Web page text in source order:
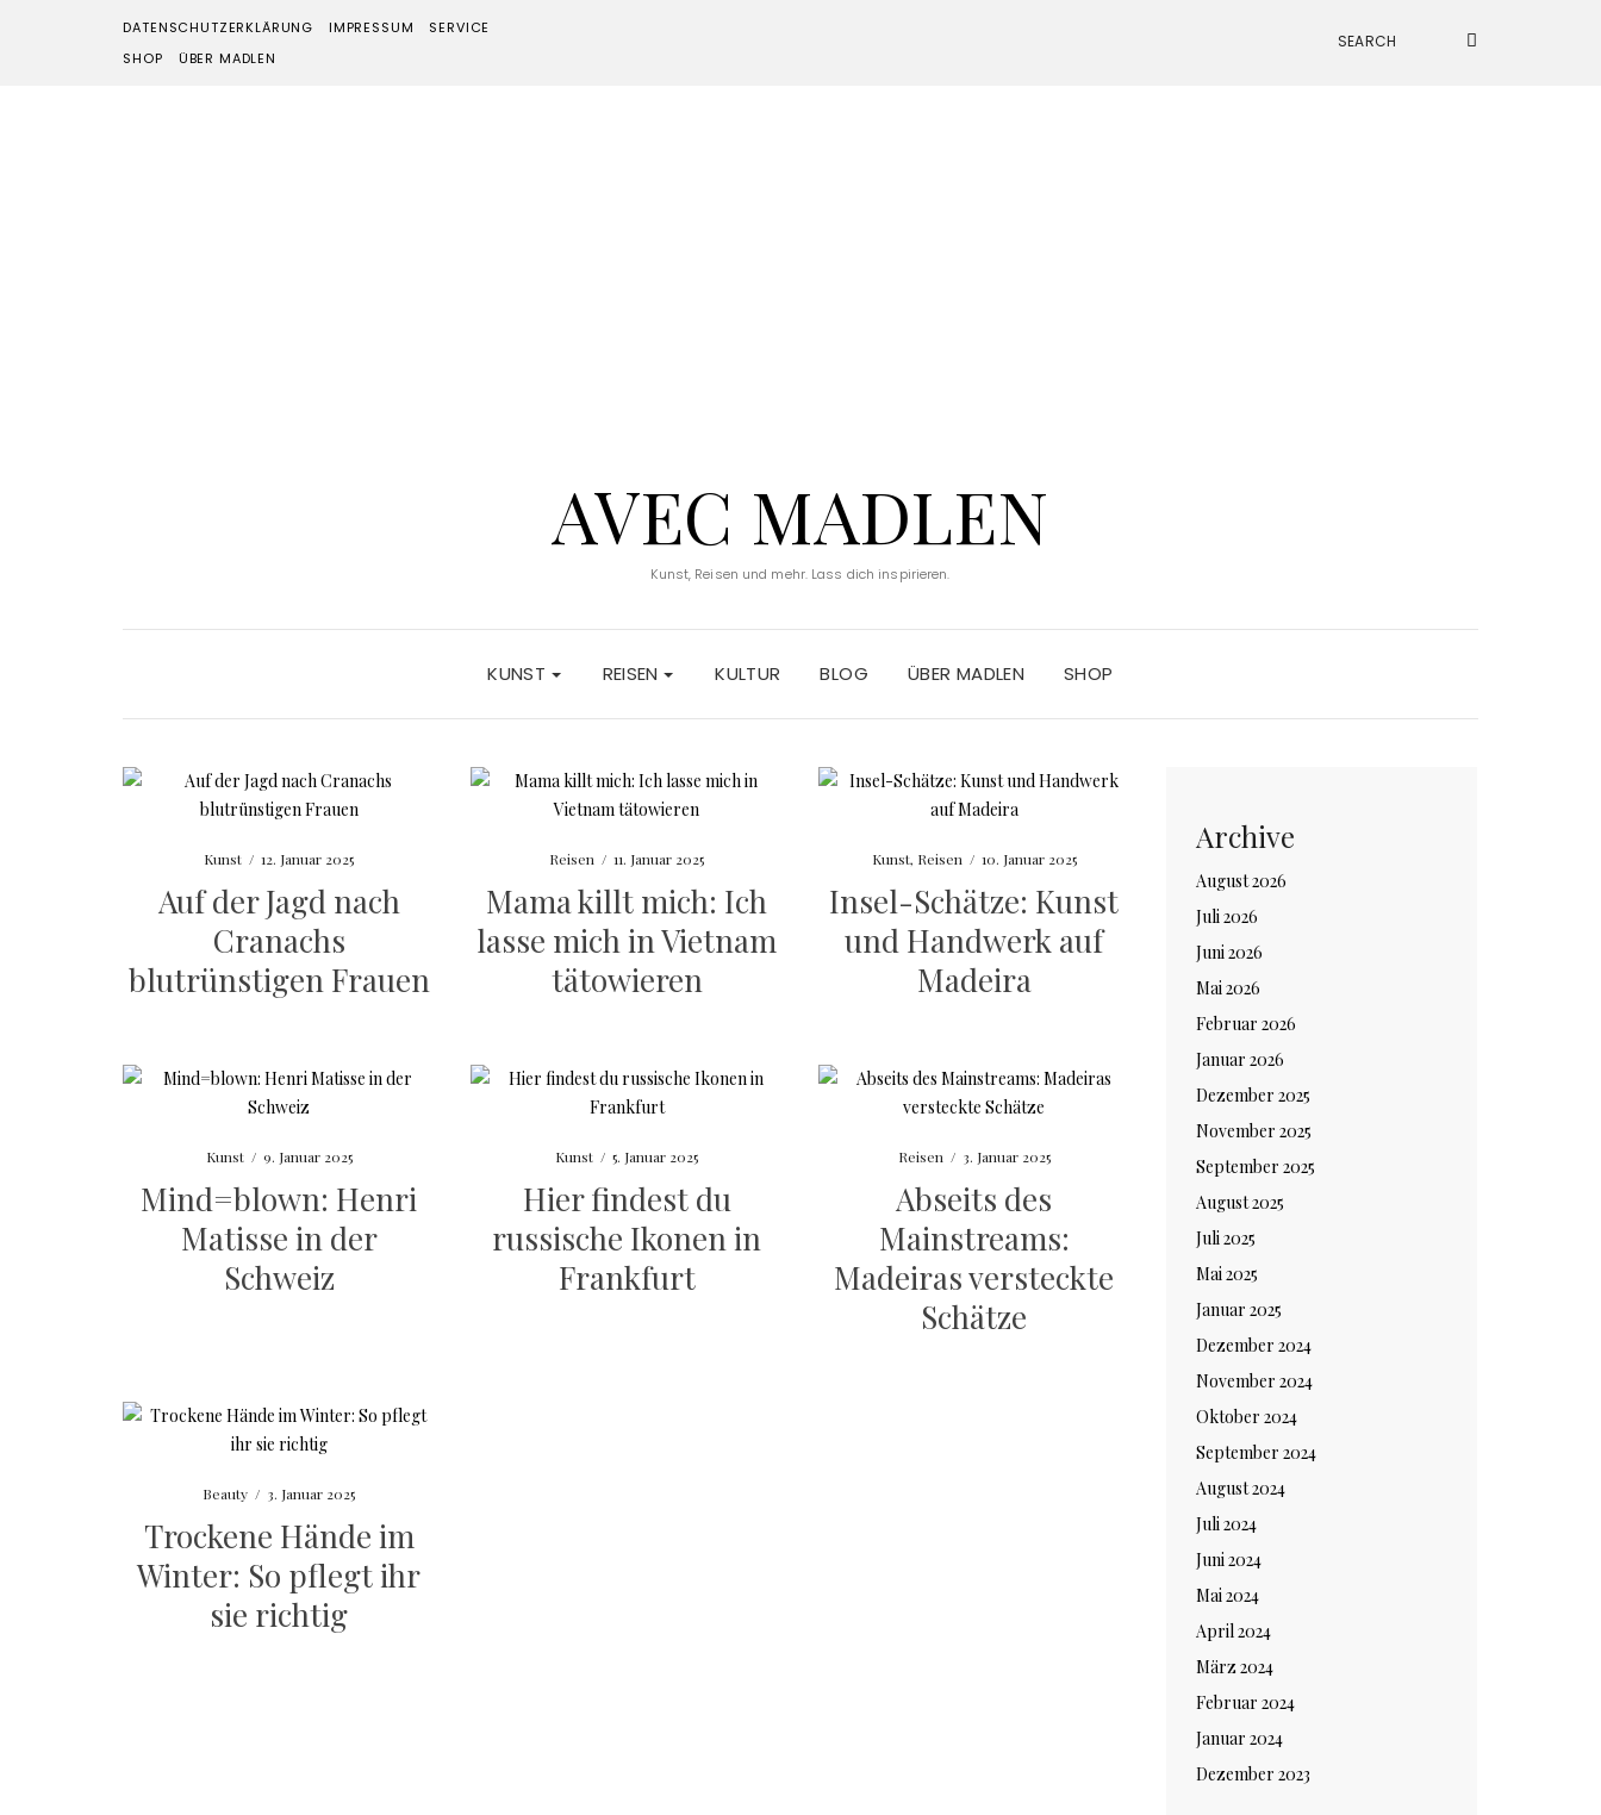
DATENSCHUTZERKLÄRUNG IMPRESSUM
SERVICE
SHOP
ÜBER MADLEN
AVEC MADLEN
Kunst, Reisen und mehr. Lass dich inspirieren.
KUNST REISEN KULTUR BLOG ÜBER MADLEN SHOP
Kunst / 12. Januar 2025
Auf der Jagd nach
Cranachs
blutrünstigen Frauen
Reisen / 11. Januar 2025
Mama killt mich: Ich
lasse mich in Vietnam
tätowieren
Kunst, Reisen / 10. Januar 2025
Insel-Schätze: Kunst
und Handwerk auf
Madeira
Kunst / 9. Januar 2025
Mind=blown: Henri
Matisse in der
Schweiz
Kunst / 5. Januar 2025
Hier findest du
russische Ikonen in
Frankfurt
Reisen / 3. Januar 2025
Abseits des
Mainstreams:
Madeiras versteckte
Schätze
Beauty / 3. Januar 2025
Trockene Hände im
Winter: So pflegt ihr
sie richtig
Archive
August 2026
Juli 2026
Juni 2026
Mai 2026
Februar 2026
Januar 2026
Dezember 2025
November 2025
September 2025
August 2025
Juli 2025
Mai 2025
Januar 2025
Dezember 2024
November 2024
Oktober 2024
September 2024
August 2024
Juli 2024
Juni 2024
Mai 2024
April 2024
März 2024
Februar 2024
Januar 2024
Dezember 2023